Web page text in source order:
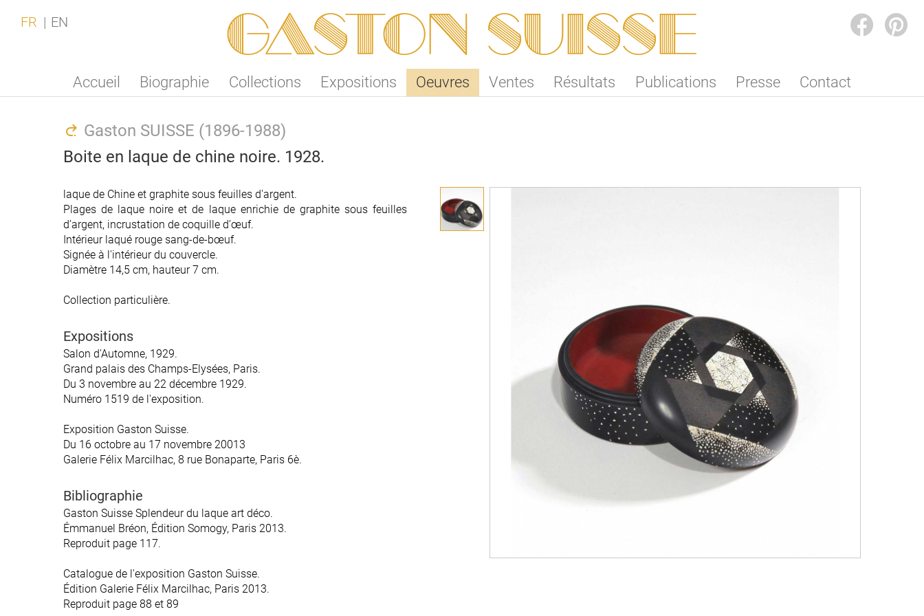
Gaston SUISSE
Accueil Biographie Collections Expositions Oeuvres Ventes Résultats Publications Presse Contact
FR EN
Gaston SUISSE (1896-1988)
Boite en laque de chine noire. 1928.
laque de Chine et graphite sous feuilles d'argent.
Plages de laque noire et de laque enrichie de graphite sous feuilles
d’argent, incrustation de coquille d’œuf.
Intérieur laqué rouge sang-de-bœuf.
Signée à l'intérieur du couvercle.
Diamètre 14,5 cm, hauteur 7 cm.
Collection particulière.
Expositions
Salon d'Automne, 1929.
Grand palais des Champs-Elysées, Paris.
Du 3 novembre au 22 décembre 1929.
Numéro 1519 de l'exposition.
Exposition Gaston Suisse.
Du 16 octobre au 17 novembre 20013
Galerie Félix Marcilhac, 8 rue Bonaparte, Paris 6è.
Bibliographie
Gaston Suisse Splendeur du laque art déco.
Émmanuel Bréon, Édition Somogy, Paris 2013.
Reproduit page 117.
Catalogue de l'exposition Gaston Suisse.
Édition Galerie Félix Marcilhac, Paris 2013.
Reproduit page 88 et 89